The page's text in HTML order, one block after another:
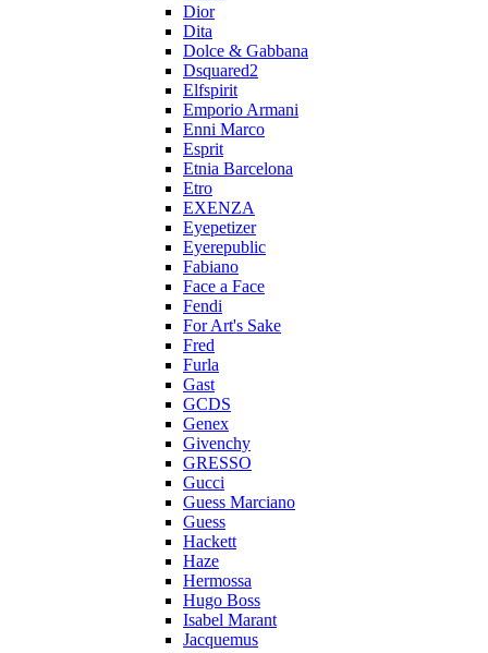
Dior
Dita
Dolce & Gabbana
Dsquared2
Elfspirit
Emporio Armani
Enni Marco
Esprit
Etnia Barcelona
Etro
EXENZA
Eyepetizer
Eyerepublic
Fabiano
Face a Face
Fendi
For Art's Sake
Fred
Furla
Gast
GCDS
Genex
Givenchy
GRESSO
Gucci
Guess Marciano
Guess
Hackett
Haze
Hermossa
Hugo Boss
Isabel Marant
Jacquemus